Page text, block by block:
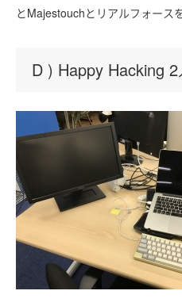
とMajestouchとリアルフォース
D ) Happy Hacking 2